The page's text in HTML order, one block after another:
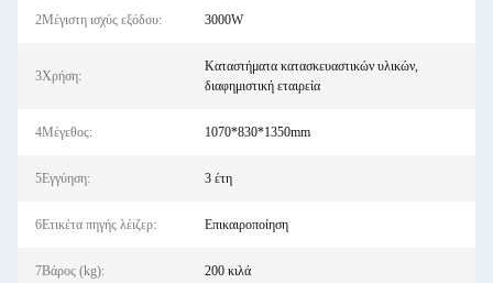
2Μέγιστη ισχύς εξόδου: 3000W
3Χρήση:
Καταστήματα κατασκευαστικών υλικών,
διαφημιστική εταιρεία
4Μέγεθος: 1070*830*1350mm
5Εγγύηση: 3 έτη
6Ετικέτα πηγής λέιζερ: Επικαιροποίηση
7Βάρος (kg): 200 κιλά